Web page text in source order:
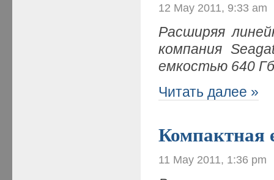
12 May 2011, 9:33 am
Расширяя
компания
емкостью 640
Читать далее »
Компактная
11 May 2011, 1:36 pm